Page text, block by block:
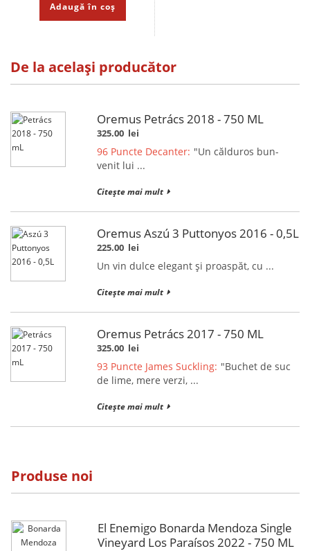
Adaugă în coș
De la același producător
Oremus Petrács 2018 - 750 ML
325.00 lei
96 Puncte Decanter: "Un călduros bun-
venit lui ...
Citește mai mult
Oremus Aszú 3 Puttonyos 2016 - 0,5L
225.00 lei
Un vin dulce elegant și proaspăt, cu ...
Citește mai mult
Oremus Petrács 2017 - 750 ML
325.00 lei
93 Puncte James Suckling: "Buchet de suc
de lime, mere verzi, ...
Citește mai mult
Produse noi
El Enemigo Bonarda Mendoza Single
Vineyard Los Paraísos 2022 - 750 ML